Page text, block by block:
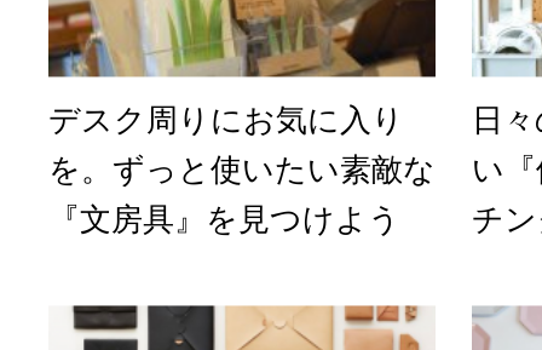
デスク周りにお気に入り
を。ずっと使いたい素敵な
『文房具』を見つけよう
日
い
チ